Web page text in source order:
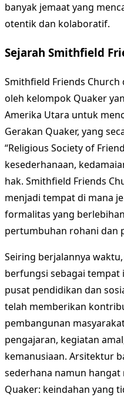
banyak jemaat yang
otentik dan kolaboratif.
Sejarah Smithfield
Smithfield Friends
oleh kelompok Quaker
Amerika Utara untuk
Gerakan Quaker, yang
“Religious Society of
kesederhanaan,
hak. Smithfield Friends
menjadi tempat di mana
formalitas yang
pertumbuhan rohani dan
Seiring berjalannya
berfungsi sebagai tempat
pusat pendidikan dan
telah memberikan
pembangunan
pengajaran, kegiatan
kemanusiaan. Arsitektur
sederhana namun
Quaker: keindahan yang